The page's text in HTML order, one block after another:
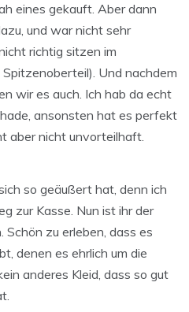
eines gekauft. Aber dann
und war nicht sehr
richtig sitzen im
Und nachdem
wir es auch. Ich hab da echt
ansonsten hat es perfekt
aber nicht unvorteilhaft.
so geäußert hat, denn ich
zur Kasse. Nun ist ihr der
zu erleben, dass es
denen es ehrlich um die
anderes Kleid, dass so gut